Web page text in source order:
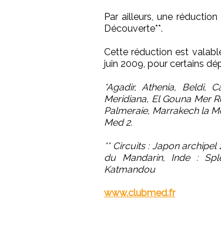
Par ailleurs, une
Découverte**.
Cette réduction est
juin 2009, pour certains
*Agadir, Athenia, Beldi,
Meridiana, El Gouna Mer
Palmeraie, Marrakech la
Med 2.
** Circuits : Japon
du Mandarin, Inde :
Katmandou
www.clubmed.fr